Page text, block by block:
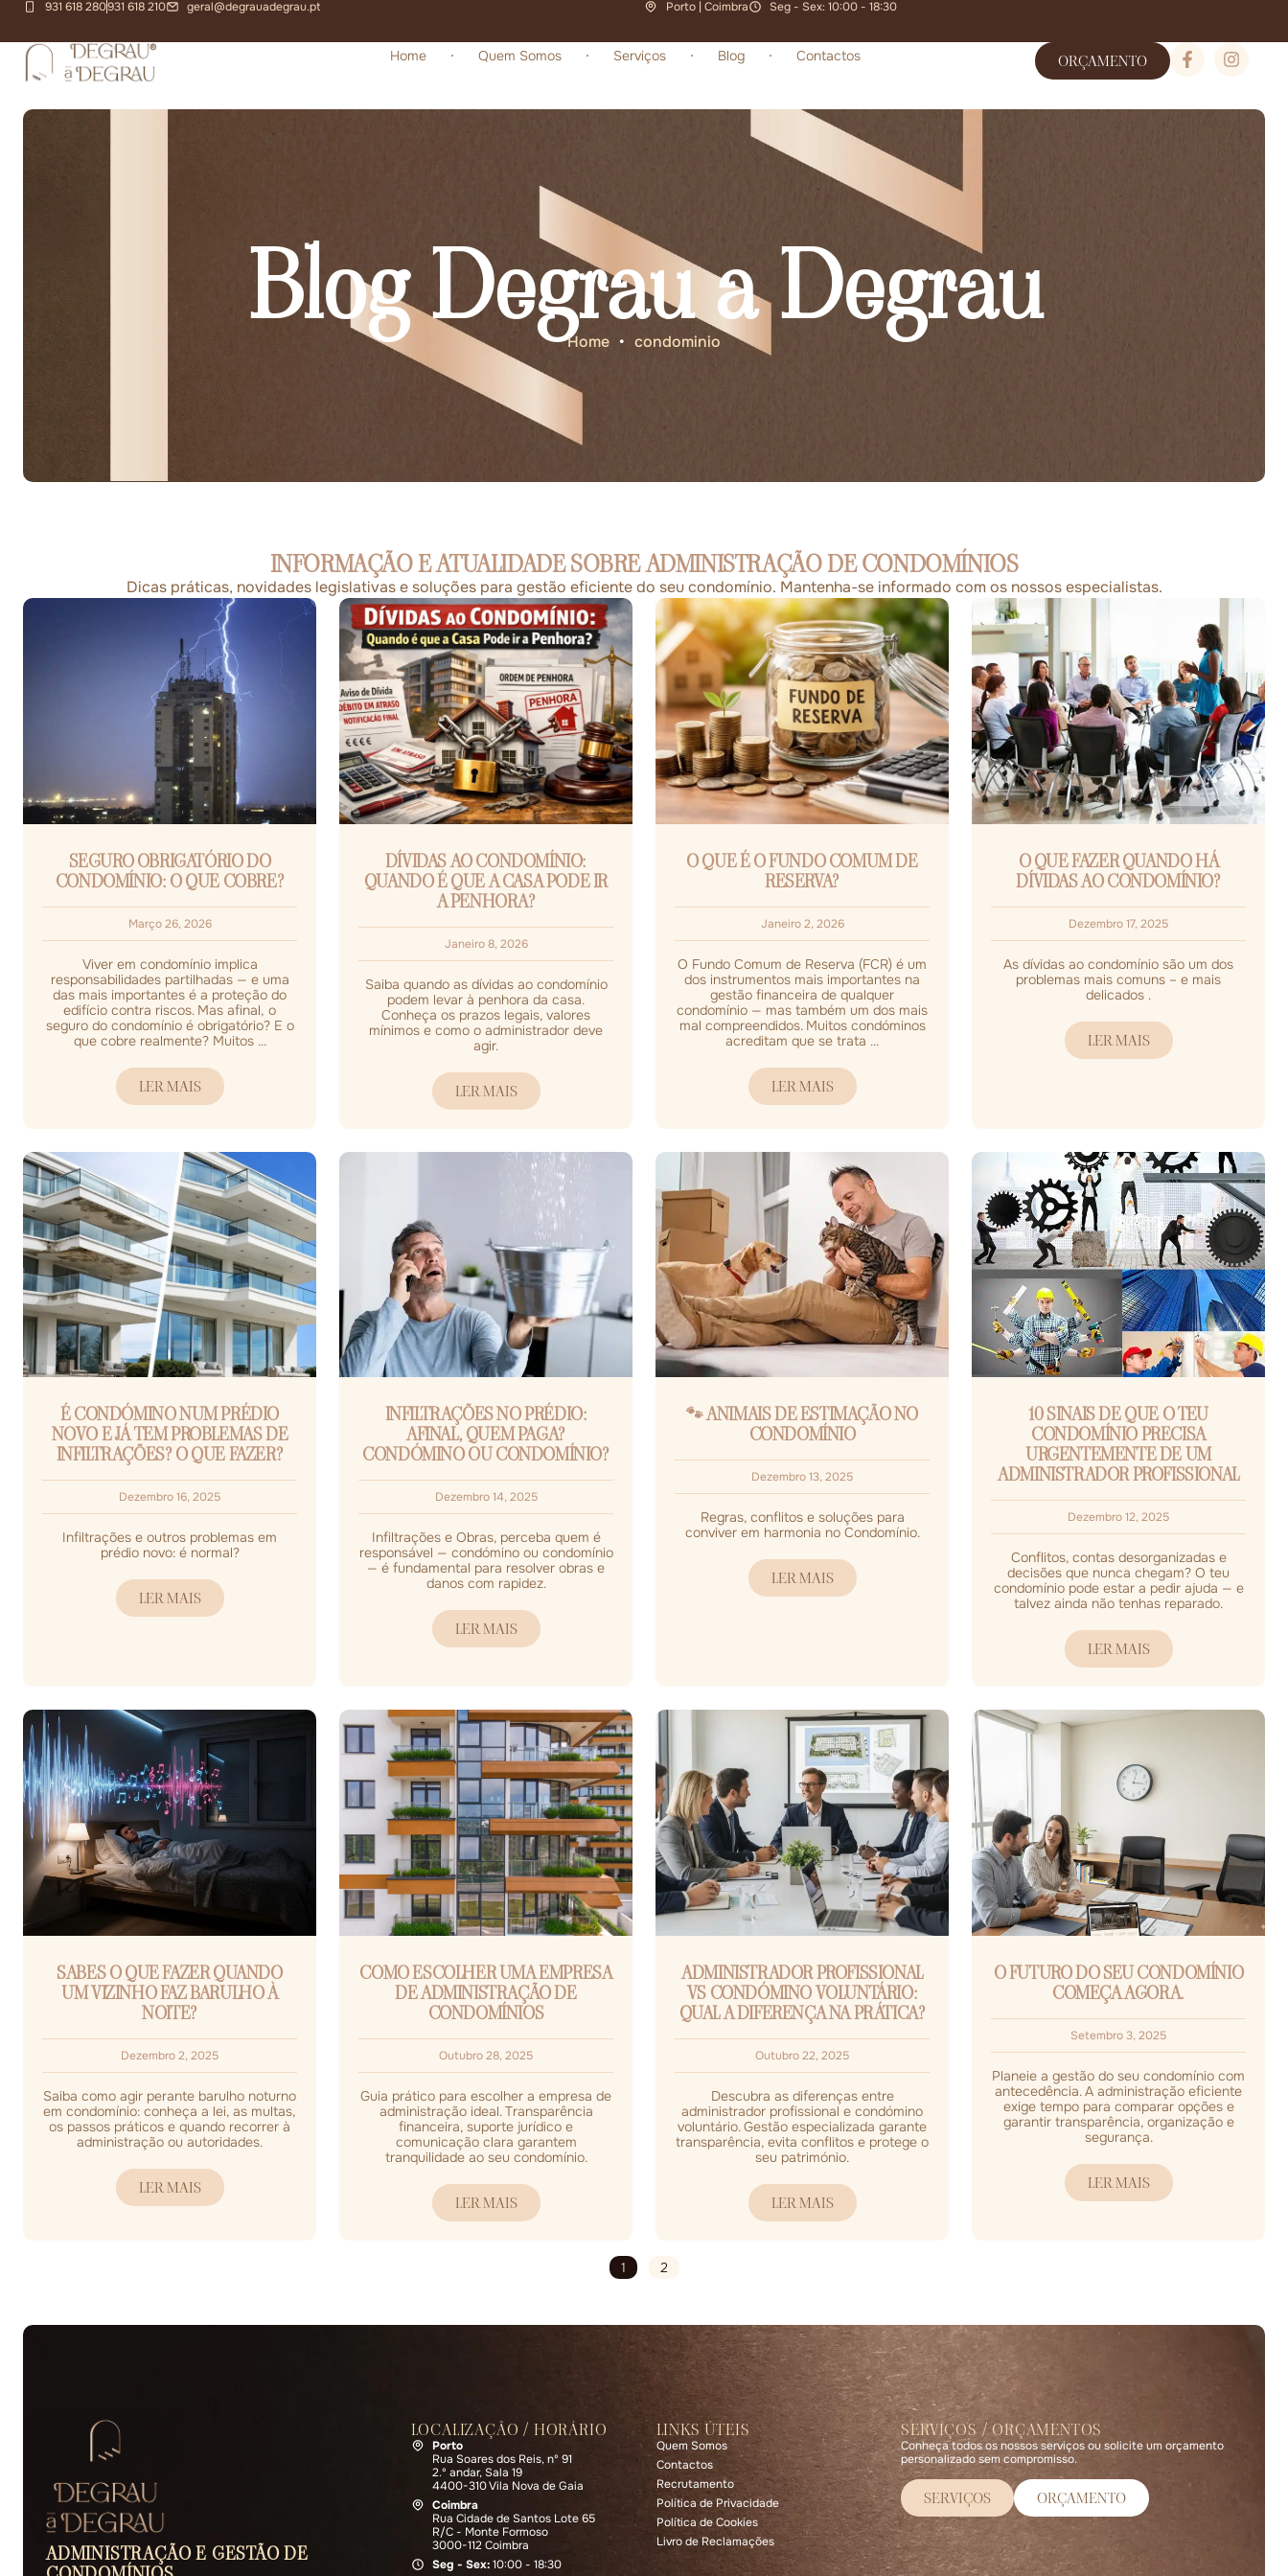
931 618 280931 618 210 geral@degrauadegrau.pt Porto | Coimbra Seg - Sex: 10:00 - 18:30
Home Quem Somos Serviços Blog Contactos ORÇAMENTO
Blog Degrau a Degrau
Home • condominio
INFORMAÇÃO E ATUALIDADE SOBRE ADMINISTRAÇÃO DE CONDOMÍNIOS
Dicas práticas, novidades legislativas e soluções para gestão eficiente do seu condomínio. Mantenha-se informado com os nossos especialistas.
SEGURO OBRIGATÓRIO DO
CONDOMÍNIO: O QUE COBRE?
Março 26, 2026
Viver em condomínio implica
responsabilidades partilhadas — e uma
das mais importantes é a proteção do
edifício contra riscos. Mas afinal, o
seguro do condomínio é obrigatório? E o
que cobre realmente? Muitos ...
LER MAIS
DÍVIDAS AO CONDOMÍNIO:
QUANDO É QUE A CASA PODE IR
A PENHORA?
Janeiro 8, 2026
Saiba quando as dívidas ao condomínio
podem levar à penhora da casa.
Conheça os prazos legais, valores
mínimos e como o administrador deve
agir.
LER MAIS
O QUE É O FUNDO COMUM DE
RESERVA?
Janeiro 2, 2026
O Fundo Comum de Reserva (FCR) é um
dos instrumentos mais importantes na
gestão financeira de qualquer
condomínio — mas também um dos mais
mal compreendidos. Muitos condóminos
acreditam que se trata ...
LER MAIS
O QUE FAZER QUANDO HÁ
DÍVIDAS AO CONDOMÍNIO?
Dezembro 17, 2025
As dívidas ao condomínio são um dos
problemas mais comuns – e mais
delicados .
LER MAIS
É CONDÓMINO NUM PRÉDIO
NOVO E JÁ TEM PROBLEMAS DE
INFILTRAÇÕES? O QUE FAZER?
Dezembro 16, 2025
Infiltrações e outros problemas em
prédio novo: é normal?
LER MAIS
INFILTRAÇÕES NO PRÉDIO:
AFINAL, QUEM PAGA?
CONDÓMINO OU CONDOMÍNIO?
Dezembro 14, 2025
Infiltrações e Obras, perceba quem é
responsável — condómino ou condomínio
— é fundamental para resolver obras e
danos com rapidez.
LER MAIS
🐾 ANIMAIS DE ESTIMAÇÃO NO
CONDOMÍNIO
Dezembro 13, 2025
Regras, conflitos e soluções para
conviver em harmonia no Condomínio.
LER MAIS
10 SINAIS DE QUE O TEU
CONDOMÍNIO PRECISA
URGENTEMENTE DE UM
ADMINISTRADOR PROFISSIONAL
Dezembro 12, 2025
Conflitos, contas desorganizadas e
decisões que nunca chegam? O teu
condomínio pode estar a pedir ajuda — e
talvez ainda não tenhas reparado.
LER MAIS
SABES O QUE FAZER QUANDO
UM VIZINHO FAZ BARULHO À
NOITE?
Dezembro 2, 2025
Saiba como agir perante barulho noturno
em condomínio: conheça a lei, as multas,
os passos práticos e quando recorrer à
administração ou autoridades.
LER MAIS
COMO ESCOLHER UMA EMPRESA
DE ADMINISTRAÇÃO DE
CONDOMÍNIOS
Outubro 28, 2025
Guia prático para escolher a empresa de
administração ideal. Transparência
financeira, suporte jurídico e
comunicação clara garantem
tranquilidade ao seu condomínio.
LER MAIS
ADMINISTRADOR PROFISSIONAL
VS CONDÓMINO VOLUNTÁRIO:
QUAL A DIFERENÇA NA PRÁTICA?
Outubro 22, 2025
Descubra as diferenças entre
administrador profissional e condómino
voluntário. Gestão especializada garante
transparência, evita conflitos e protege o
seu património.
LER MAIS
O FUTURO DO SEU CONDOMÍNIO
COMEÇA AGORA.
Setembro 3, 2025
Planeie a gestão do seu condomínio com
antecedência. A administração eficiente
exige tempo para comparar opções e
garantir transparência, organização e
segurança.
LER MAIS
1 2
ADMINISTRAÇÃO E GESTÃO DE
LOCALIZAÇÃO / HORÁRIO
Porto
Rua Soares dos Reis, nº 91
2.º andar, Sala 19
4400-310 Vila Nova de Gaia
Coimbra
Rua Cidade de Santos Lote 65
R/C - Monte Formoso
3000-112 Coimbra
Seg - Sex:10:00 - 18:30
LINKS ÚTEIS
Quem Somos
Contactos
Recrutamento
Política de Privacidade
Política de Cookies
Livro de Reclamações
SERVIÇOS / ORÇAMENTOS
Conheça todos os nossos serviços ou solicite um orçamento
personalizado sem compromisso.
SERVIÇOS ORÇAMENTO